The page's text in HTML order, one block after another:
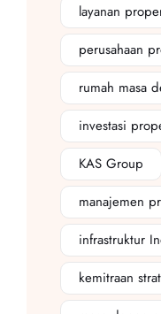
layanan
perusahaan
rumah masa
investasi
KAS Group
manajemen
infrastruktur
kemitraan